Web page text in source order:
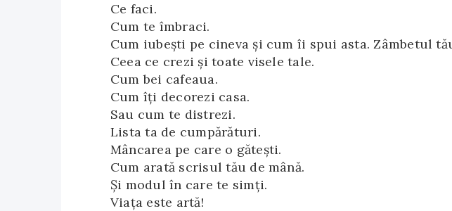
Ce faci.
Cum te îmbraci.
Cum iubești pe cineva și cum îi spui asta. Zâmbetul
Ceea ce crezi și toate visele tale.
Cum bei cafeaua.
Cum îți decorezi casa.
Sau cum te distrezi.
Lista ta de cumpărături.
Mâncarea pe care o gătești.
Cum arată scrisul tău de mână.
Și modul în care te simți.
Viața este artă!